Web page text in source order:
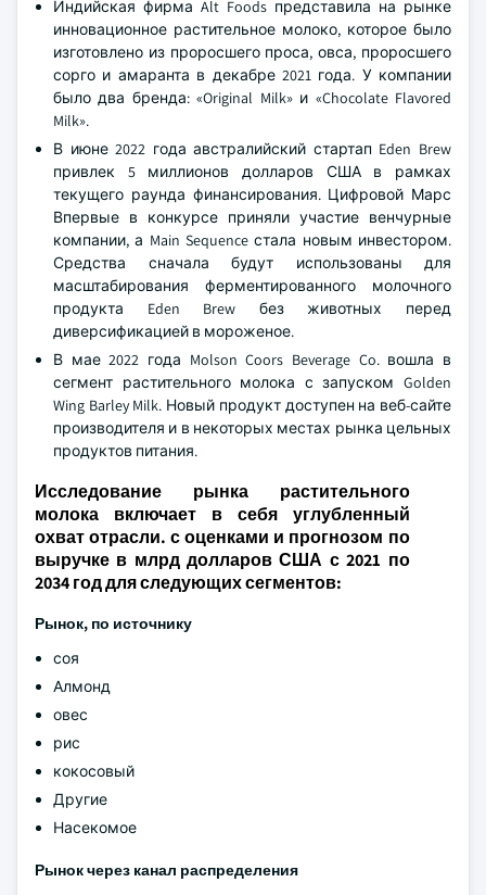
Индийская фирма Alt Foods представила на рынке
инновационное растительное молоко, которое было
изготовлено из проросшего проса, овса, проросшего
сорго и амаранта в декабре 2021 года. У компании
было два бренда: «Original Milk» и «Chocolate Flavored
Milk».
В июне 2022 года австралийский стартап Eden Brew
привлек 5 миллионов долларов США в рамках
текущего раунда финансирования. Цифровой Марс
Впервые в конкурсе приняли участие венчурные
компании, а Main Sequence стала новым инвестором.
Средства сначала будут использованы для
масштабирования ферментированного молочного
продукта Eden Brew без животных перед
диверсификацией в мороженое.
В мае 2022 года Molson Coors Beverage Co. вошла в
сегмент растительного молока с запуском Golden
Wing Barley Milk. Новый продукт доступен на веб-сайте
производителя и в некоторых местах рынка цельных
продуктов питания.
Исследование рынка растительного
молока включает в себя углубленный
охват отрасли. с оценками и прогнозом по
выручке в млрд долларов США с 2021 по
2034 год для следующих сегментов:
Рынок, по источнику
соя
Алмонд
овес
рис
кокосовый
Другие
Насекомое
Рынок через канал распределения